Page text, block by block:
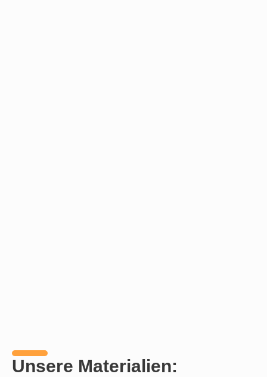
Unsere Materialien: